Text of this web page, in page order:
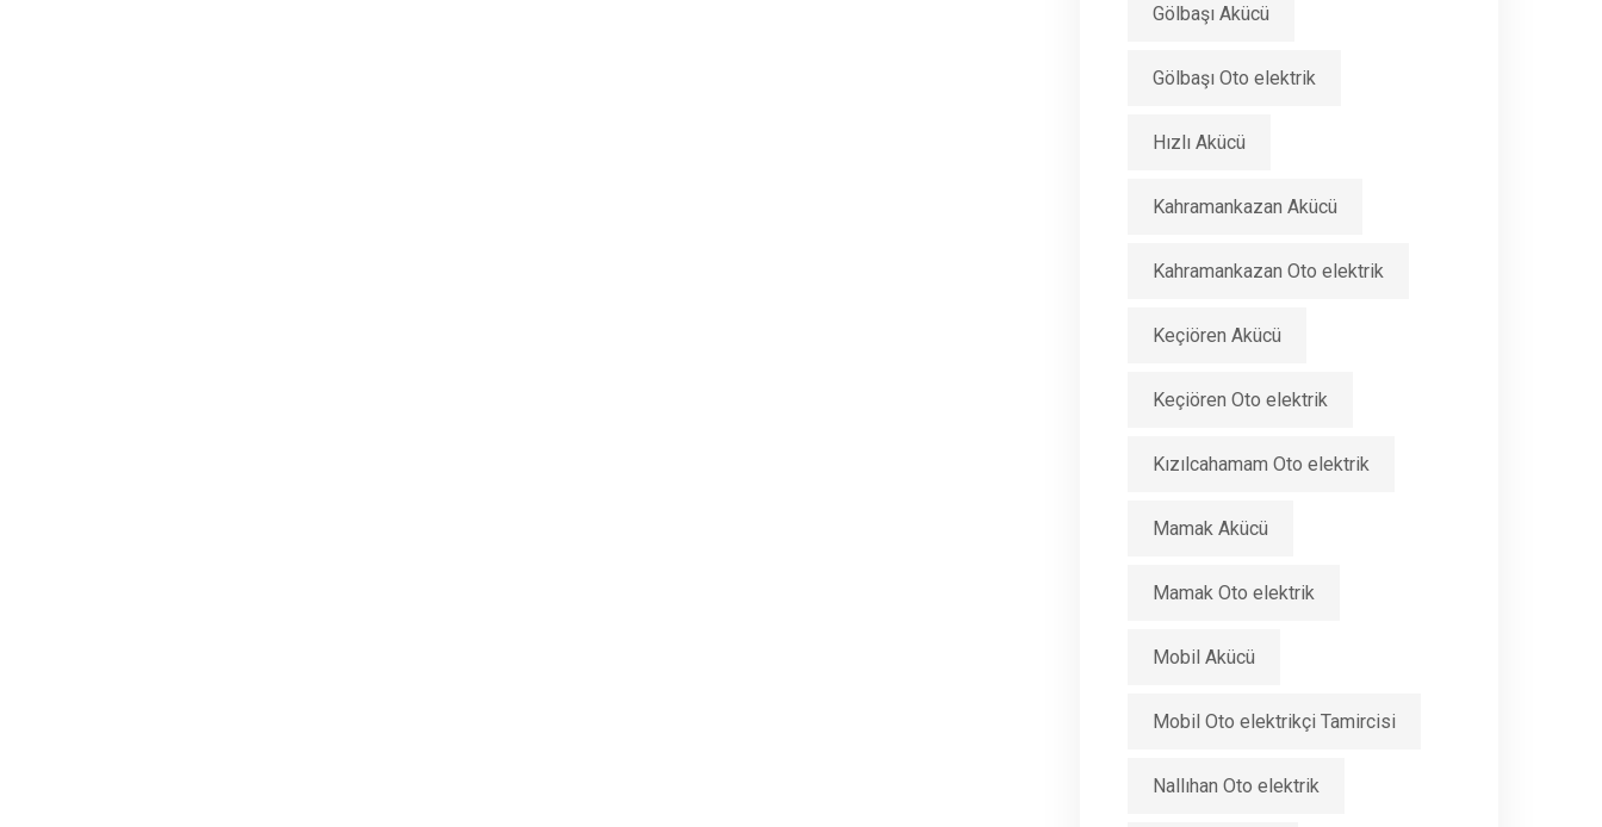
Gölbaşı Akücü
Gölbaşı Oto elektrik
Hızlı Akücü
Kahramankazan Akücü
Kahramankazan Oto elektrik
Keçiören Akücü
Keçiören Oto elektrik
Kızılcahamam Oto elektrik
Mamak Akücü
Mamak Oto elektrik
Mobil Akücü
Mobil Oto elektrikçi Tamircisi
Nallıhan Oto elektrik